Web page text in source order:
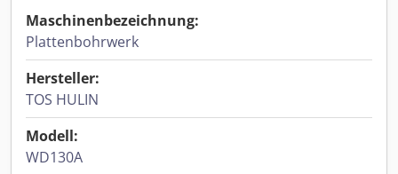
Maschinenbezeichnung:
Plattenbohrwerk
Hersteller:
TOS HULIN
Modell:
WD130A